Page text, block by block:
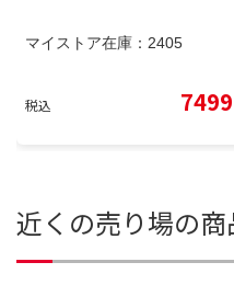
マイストア在庫： 2405
税込 7499
近くの売り場の商